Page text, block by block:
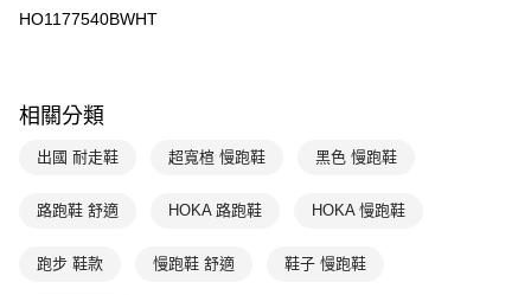
HO1177540BWHT
相關分類
出國 耐走鞋 超寬楦 慢跑鞋 黑色 慢跑鞋
路跑鞋 舒適 HOKA 路跑鞋 HOKA 慢跑鞋
跑步 鞋款 慢跑鞋 舒適 鞋子 慢跑鞋